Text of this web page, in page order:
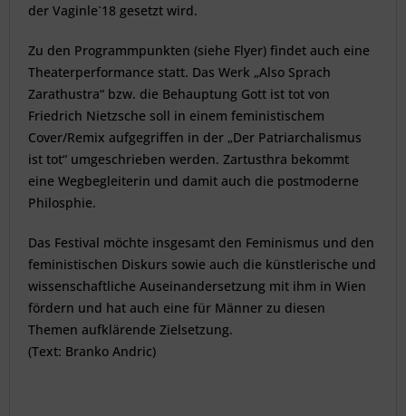
der Vaginle`18 gesetzt wird.
Zu den Programmpunkten (siehe Flyer) findet auch eine
Theaterperformance statt. Das Werk „Also Sprach
Zarathustra“ bzw. die Behauptung Gott ist tot von
Friedrich Nietzsche soll in einem feministischem
Cover/Remix aufgegriffen in der „Der Patriarchalismus
ist tot“ umgeschrieben werden. Zartusthra bekommt
eine Wegbegleiterin und damit auch die postmoderne
Philosphie.
Das Festival möchte insgesamt den Feminismus und den
feministischen Diskurs sowie auch die künstlerische und
wissenschaftliche Auseinandersetzung mit ihm in Wien
fördern und hat auch eine für Männer zu diesen
Themen aufklärende Zielsetzung.
(Text: Branko Andric)